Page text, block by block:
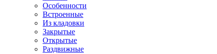
Особенности
Встроенные
Из кладовки
Закрытые
Открытые
Раздвижные